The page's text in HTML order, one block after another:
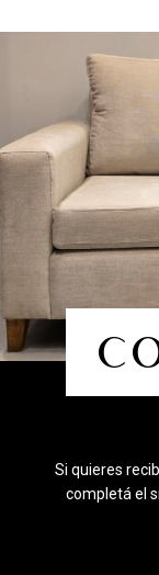
Si quieres
completá el